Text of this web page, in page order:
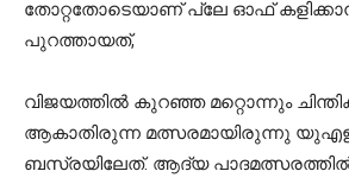
തോറ്റതോടെയാണ് പ്ലേ ഓഫ്
പുറത്തായത്,
വിജയത്തില്‍ കുറഞ്ഞ മറ്റൊന്നും
ആകാതിരുന്ന മത്സരമായിരുന്നു
ബസ്രയിലേത്. ആദ്യ പാദമത്സരത്തില്‍